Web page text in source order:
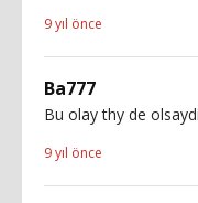
9 yıl önce
Ba777
Bu olay thy de
9 yıl önce